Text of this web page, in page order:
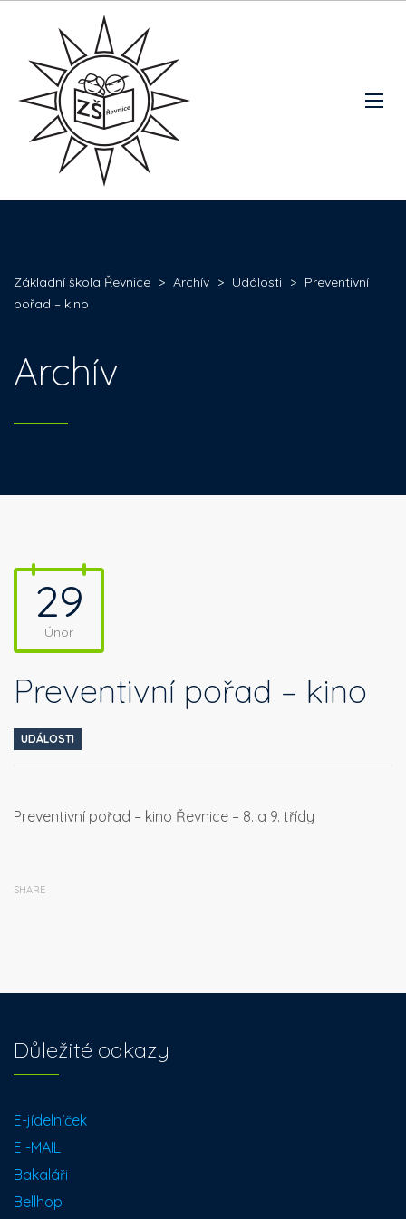
Základní škola Řevnice > Archív > Události > Preventivní
pořad – kino
Archív
29
Únor
Preventivní pořad – kino
UDÁLOSTI
Preventivní pořad – kino Řevnice – 8. a 9. třídy
SHARE
Důležité odkazy
E-jídelníček
E -MAIL
Bakaláři
Bellhop